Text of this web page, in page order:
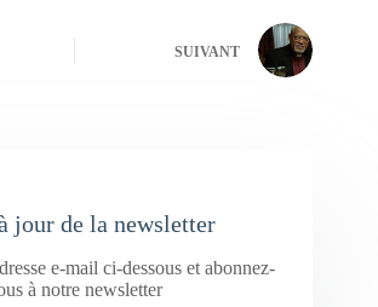
SUIVANT
jour de la newsletter
e-mail ci-dessous et abonnez-
à notre newsletter